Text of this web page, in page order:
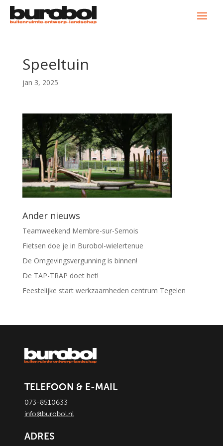
Speeltuin
jan 3, 2025
Ander nieuws
Teamweekend Membre-sur-Semois
Fietsen doe je in Burobol-wielertenue
De Omgevingsvergunning is binnen!
De TAP-TRAP doet het!
Feestelijke start werkzaamheden centrum Tegelen
TELEFOON & E-MAIL
073-8510633
info@burobol.nl
ADRES